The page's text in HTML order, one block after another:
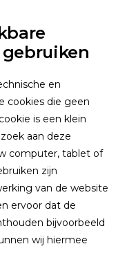
en
cookies die geen
is een klein
aan deze
computer, tablet of
zijn
van de website
ervoor dat de
bijvoorbeeld
wij hiermee